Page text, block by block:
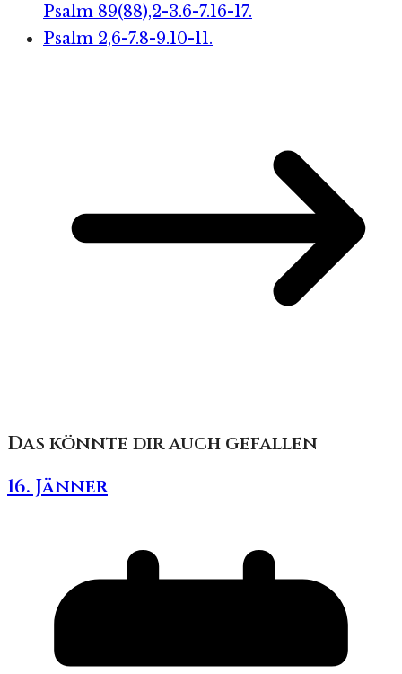
Psalm 89(88),2-3.6-7.16-17.
Psalm 2,6-7.8-9.10-11.
Das könnte dir auch gefallen
16. Jänner